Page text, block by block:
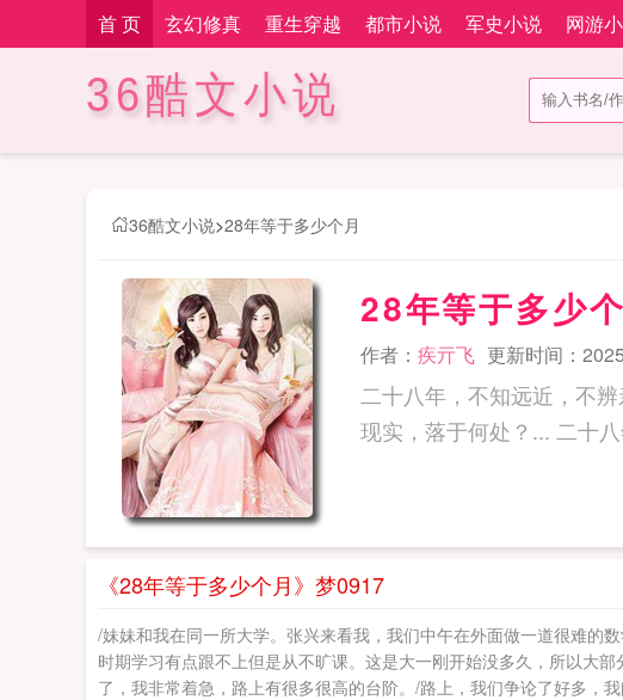
首 页 玄幻修真 重生穿越 都市小说 军史小说 网游
36酷文小说
36酷文小说>28年等于多少个月
28年等于多少
作者： 疾亓飞 更新时间：
二十八年，不知远近，不
现实，落于何
《28年等于多少个月》梦0917
/妹妹和我在同一所大学。张兴来看我，我们中午在外面做一道很难的
时期学习有点跟不上但是从不旷课。这是大一刚开始没多久，所以大
了，我非常着急，路上有很多很高的台阶。/路上，我们争论了好多，